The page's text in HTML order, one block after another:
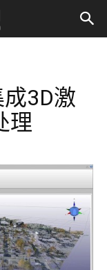
3D激
理